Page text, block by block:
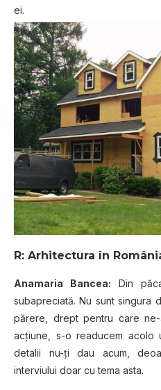
ei.
R: Arhitectura în
Anamaria Bancea:
Din
subapreciată. Nu sunt singura
părere, drept pentru care
acțiune, s-o readucem acolo
detalii nu-ți dau acum,
interviului doar cu tema asta.